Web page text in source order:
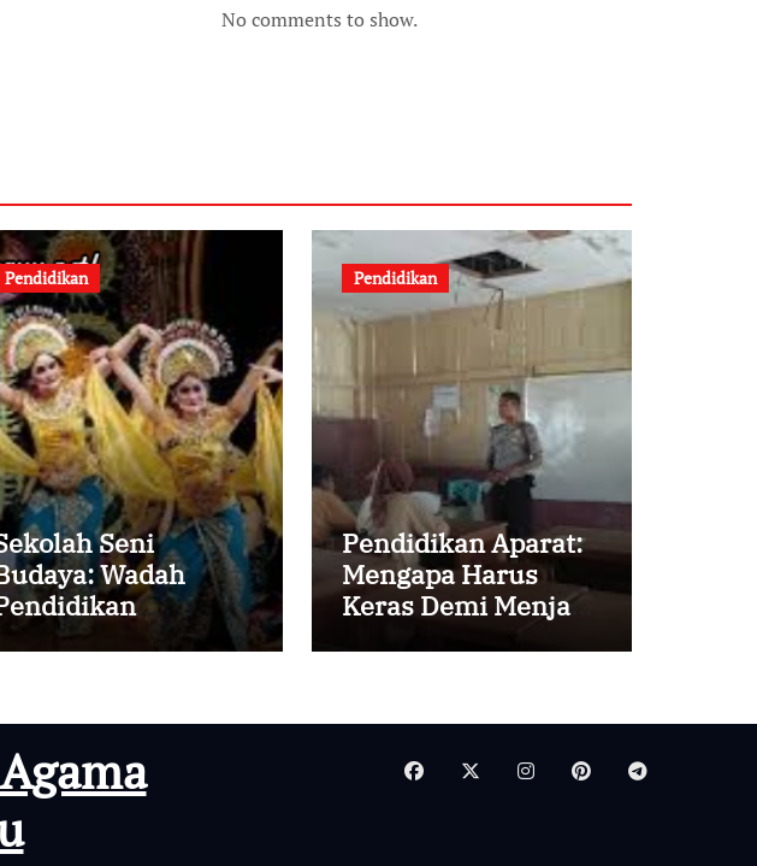
No comments to show.
Pendidikan
Seni
Wadah
Kreativitas dan
Pendidikan
Pendidikan Aparat:
Mengapa Harus
Keras Demi Menjaga
Ketahanan Negara